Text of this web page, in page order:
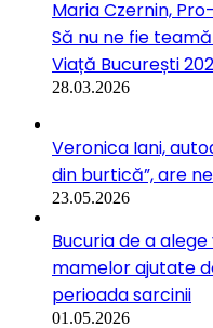
Maria Czernin,
Să nu ne fie
Viață București
28.03.2026
Veronica Iani,
din burtică”, are
23.05.2026
Bucuria de a
mamelor ajutate
perioada sarcinii
01.05.2026